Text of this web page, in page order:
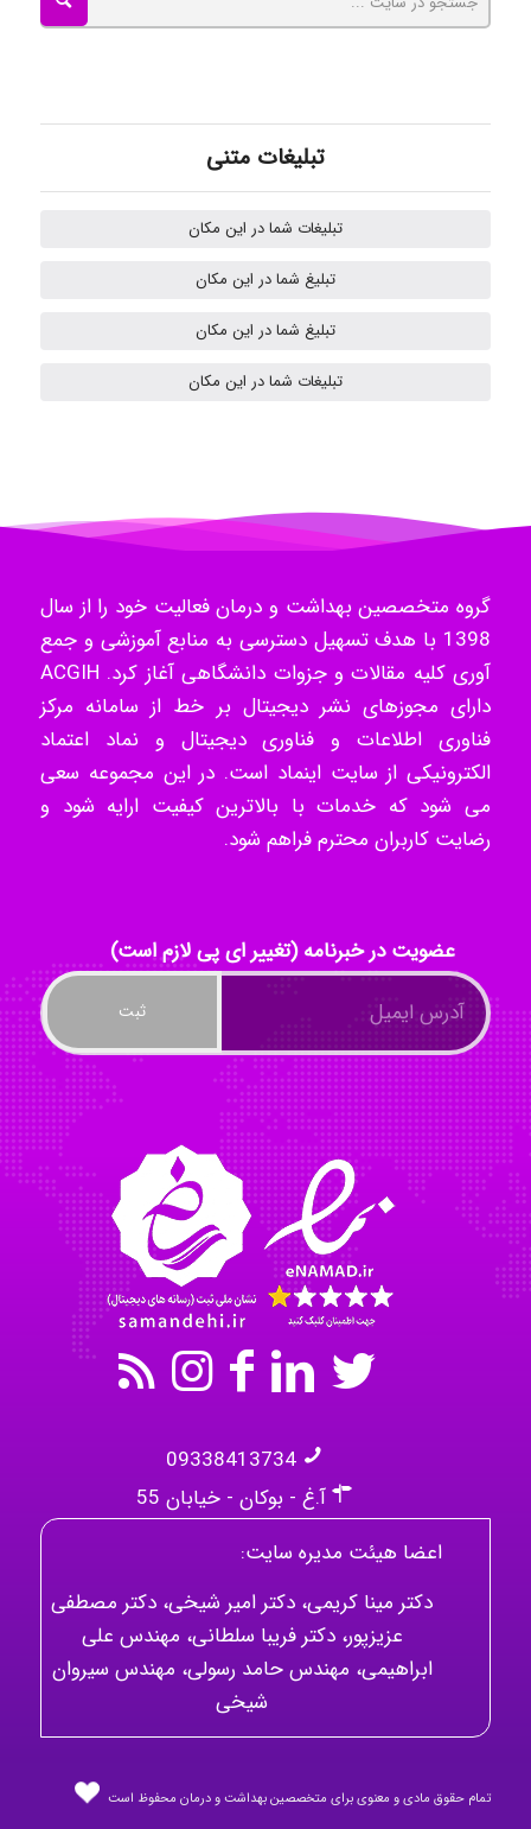
Mehrab
Tavan
akhtar shahsavandi
kimiya zirakpoor
Nazaninkarkon
Omid
Mehrab
تبلیغات متنی
تبلیغات شما در این مکان
تبلیغ شما در این مکان
تبلیغ شما در این مکان
تبلیغات شما در این مکان
گروه متخصصین بهداشت و درمان فعالیت خود را از سال
1398 با هدف تسهیل دسترسی به منابع آموزشی و جمع
آوری کلیه مقالات و جزوات دانشگاهی آغاز کرد. ACGIH
دارای مجوزهای نشر دیجیتال بر خط از سامانه مرکز
فناوری اطلاعات و فناوری دیجیتال و نماد اعتماد
الکترونیکی از سایت اینماد است. در این مجموعه سعی
می شود که خدمات با بالاترین کیفیت ارایه شود و
رضایت کاربران محترم فراهم شود.
عضویت در خبرنامه (تغییر ای پی لازم است)
09338413734
آ.غ - بوکان - خیابان 55
اعضا هیئت مدیره سایت:
دکتر مینا کریمی، دکتر امیر شیخی، دکتر مصطفی
عزیزپور، دکتر فریبا سلطانی، مهندس علی
ابراهیمی، مهندس حامد رسولی، مهندس سیروان
شیخی
تمام حقوق مادی و معنوی برای متخصصین بهداشت و درمان محفوظ است